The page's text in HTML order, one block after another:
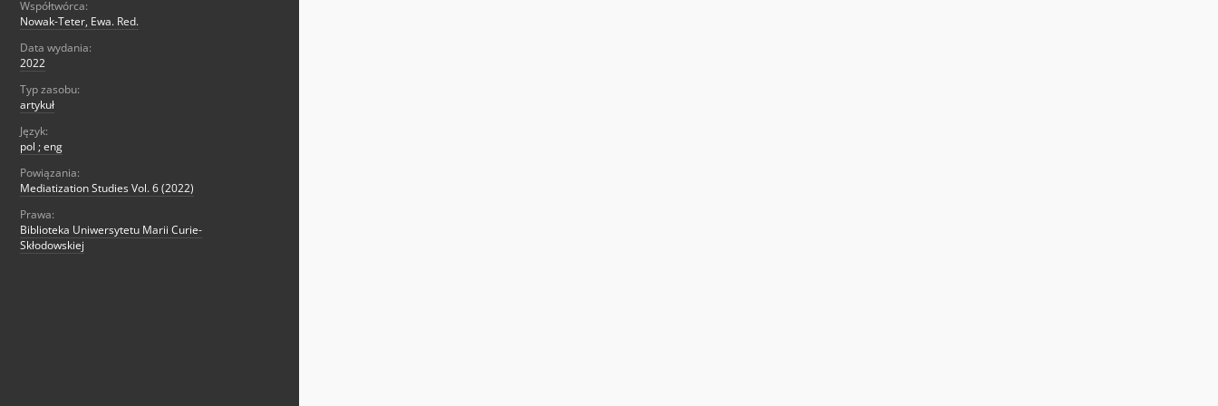
Współtwórca:
Nowak-Teter, Ewa. Red.
Data wydania:
2022
Typ zasobu:
artykuł
Język:
pol ; eng
Powiązania:
Mediatization Studies Vol. 6 (2022)
Prawa:
Biblioteka Uniwersytetu Marii Curie-
Skłodowskiej